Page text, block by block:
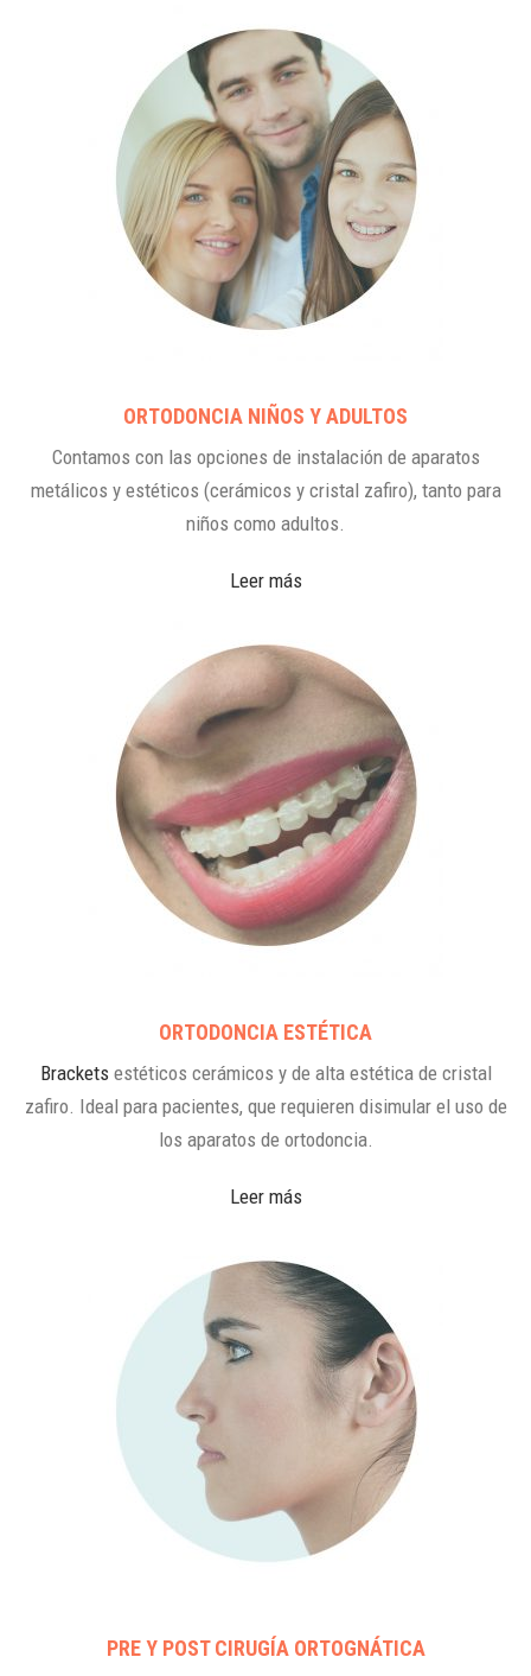
ORTODONCIA NIÑOS Y ADULTOS
Contamos con las opciones de instalación de aparatos
metálicos y estéticos (cerámicos y cristal zafiro), tanto para
niños como adultos.
Leer más
ORTODONCIA ESTÉTICA
Brackets estéticos cerámicos y de alta estética de cristal
zafiro. Ideal para pacientes, que requieren disimular el uso de
los aparatos de ortodoncia.
Leer más
PRE Y POST CIRUGÍA ORTOGNÁTICA